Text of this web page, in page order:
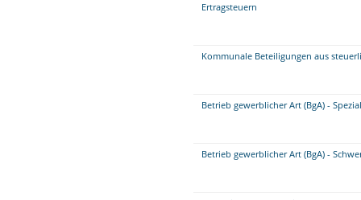
Ertragsteuern
Kommunale Beteiligungen aus
Betrieb gewerblicher Art (BgA) -
Betrieb gewerblicher Art (BgA) -